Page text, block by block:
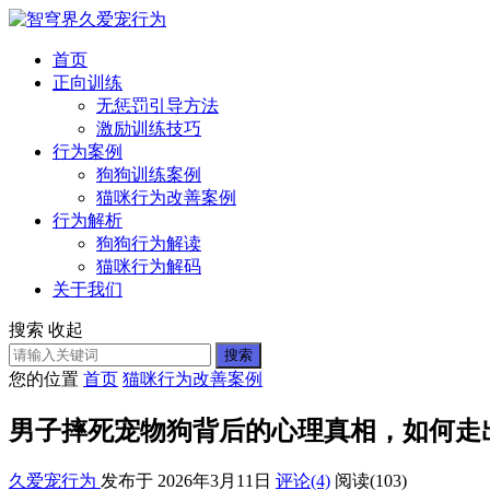
首页
正向训练
无惩罚引导方法
激励训练技巧
行为案例
狗狗训练案例
猫咪行为改善案例
行为解析
狗狗行为解读
猫咪行为解码
关于我们
搜索 收起
搜索
您的位置 首页 猫咪行为改善案例
男子摔死宠物狗背后的心理真相，如何走
久爱宠行为 发布于 2026年3月11日 评论(4) 阅读(103)